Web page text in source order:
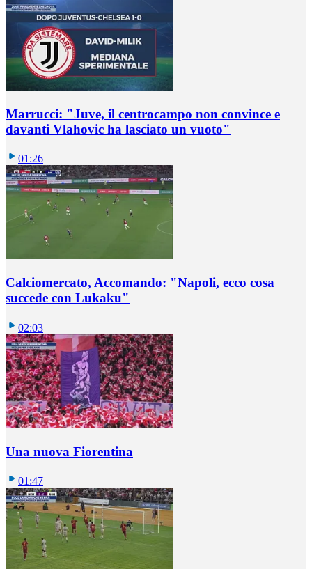
Marrucci: "Juve, il centrocampo non convince e
davanti Vlahovic ha lasciato un vuoto"
01:26
Calciomercato, Accomando: "Napoli, ecco cosa
succede con Lukaku"
02:03
Una nuova Fiorentina
01:47